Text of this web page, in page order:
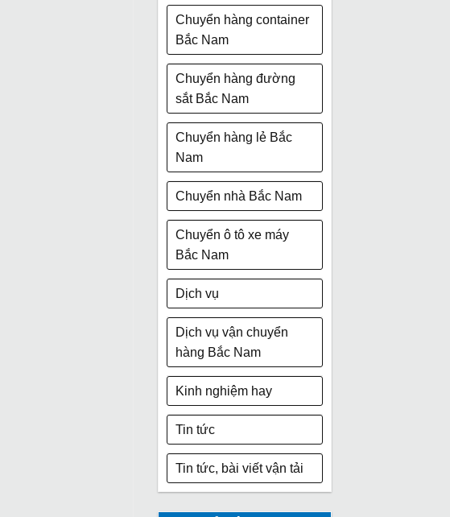
Chuyển hàng container
Bắc Nam
Chuyển hàng đường
sắt Bắc Nam
Chuyển hàng lẻ Bắc
Nam
Chuyển nhà Bắc Nam
Chuyển ô tô xe máy
Bắc Nam
Dịch vụ
Dịch vụ vận chuyển
hàng Bắc Nam
Kinh nghiệm hay
Tin tức
Tin tức, bài viết vận tải